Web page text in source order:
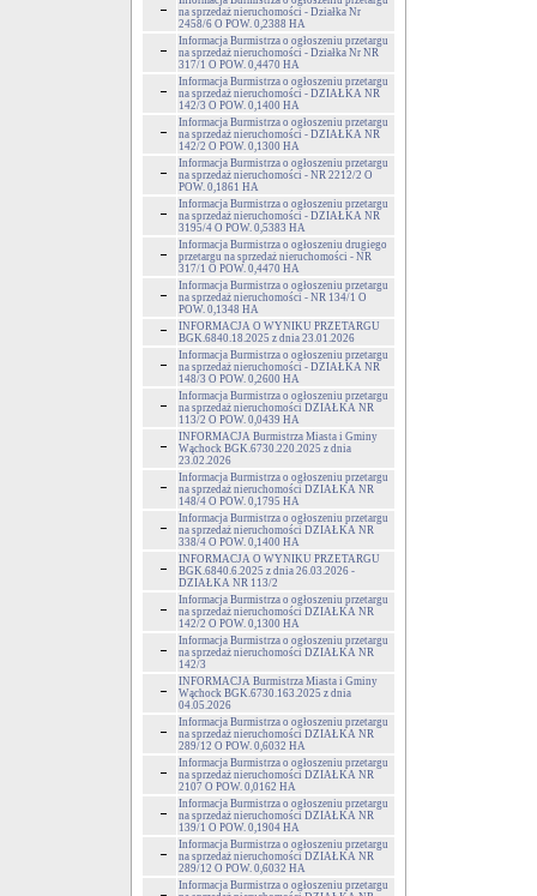
na sprzedaż nieruchomości - Działka Nr
2458/6 O POW. 0,2388 HA
Informacja Burmistrza o ogłoszeniu przetargu
na sprzedaż nieruchomości - Działka Nr NR
317/1 O POW. 0,4470 HA
Informacja Burmistrza o ogłoszeniu przetargu
na sprzedaż nieruchomości - DZIAŁKA NR
142/3 O POW. 0,1400 HA
Informacja Burmistrza o ogłoszeniu przetargu
na sprzedaż nieruchomości - DZIAŁKA NR
142/2 O POW. 0,1300 HA
Informacja Burmistrza o ogłoszeniu przetargu
na sprzedaż nieruchomości - NR 2212/2 O
POW. 0,1861 HA
Informacja Burmistrza o ogłoszeniu przetargu
na sprzedaż nieruchomości - DZIAŁKA NR
3195/4 O POW. 0,5383 HA
Informacja Burmistrza o ogłoszeniu drugiego
przetargu na sprzedaż nieruchomości - NR
317/1 O POW. 0,4470 HA
Informacja Burmistrza o ogłoszeniu przetargu
na sprzedaż nieruchomości - NR 134/1 O
POW. 0,1348 HA
INFORMACJA O WYNIKU PRZETARGU
BGK.6840.18.2025 z dnia 23.01.2026
Informacja Burmistrza o ogłoszeniu przetargu
na sprzedaż nieruchomości - DZIAŁKA NR
148/3 O POW. 0,2600 HA
Informacja Burmistrza o ogłoszeniu przetargu
na sprzedaż nieruchomości DZIAŁKA NR
113/2 O POW. 0,0439 HA
INFORMACJA Burmistrza Miasta i Gminy
Wąchock BGK.6730.220.2025 z dnia
23.02.2026
Informacja Burmistrza o ogłoszeniu przetargu
na sprzedaż nieruchomości DZIAŁKA NR
148/4 O POW. 0,1795 HA
Informacja Burmistrza o ogłoszeniu przetargu
na sprzedaż nieruchomości DZIAŁKA NR
338/4 O POW. 0,1400 HA
INFORMACJA O WYNIKU PRZETARGU
BGK.6840.6.2025 z dnia 26.03.2026 -
DZIAŁKA NR 113/2
Informacja Burmistrza o ogłoszeniu przetargu
na sprzedaż nieruchomości DZIAŁKA NR
142/2 O POW. 0,1300 HA
Informacja Burmistrza o ogłoszeniu przetargu
na sprzedaż nieruchomości DZIAŁKA NR
142/3
INFORMACJA Burmistrza Miasta i Gminy
Wąchock BGK.6730.163.2025 z dnia
04.05.2026
Informacja Burmistrza o ogłoszeniu przetargu
na sprzedaż nieruchomości DZIAŁKA NR
289/12 O POW. 0,6032 HA
Informacja Burmistrza o ogłoszeniu przetargu
na sprzedaż nieruchomości DZIAŁKA NR
2107 O POW. 0,0162 HA
Informacja Burmistrza o ogłoszeniu przetargu
na sprzedaż nieruchomości DZIAŁKA NR
139/1 O POW. 0,1904 HA
Informacja Burmistrza o ogłoszeniu przetargu
na sprzedaż nieruchomości DZIAŁKA NR
289/12 O POW. 0,6032 HA
Informacja Burmistrza o ogłoszeniu przetargu